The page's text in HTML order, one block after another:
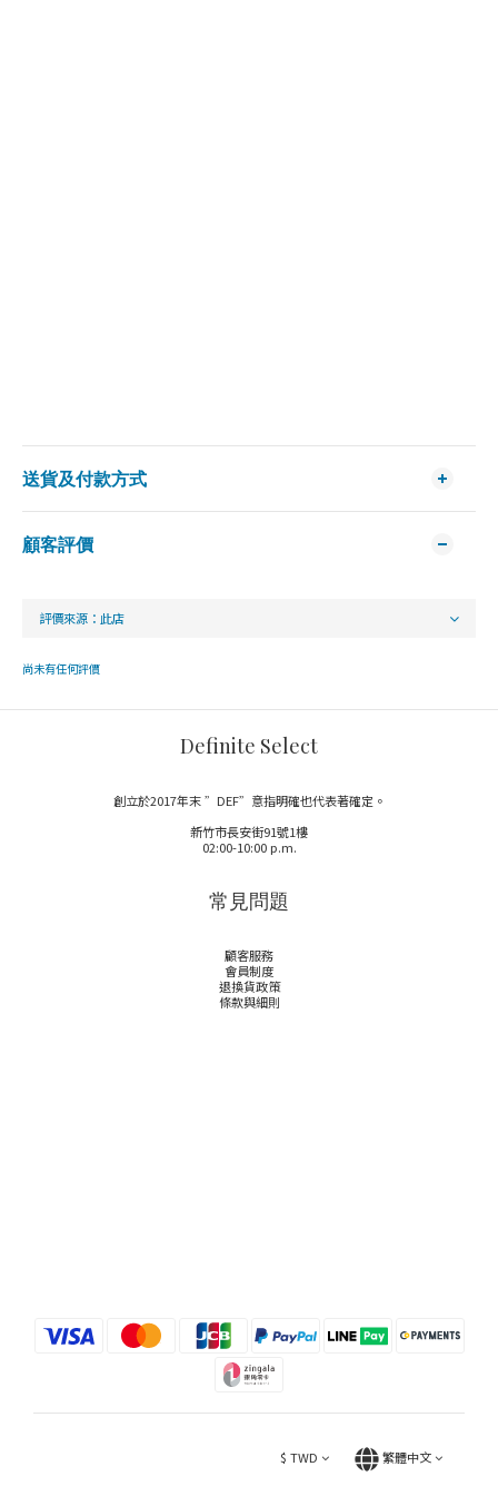
送貨及付款方式
顧客評價
尚未有任何評價
Definite Select
創立於2017年末 ”DEF”意指明確也代表著確定。
新竹市長安街91號1樓
02:00-10:00 p.m.
常見問題
顧客服務
會員制度
退換貨政策
條款與細則
$ TWD 繁體中文